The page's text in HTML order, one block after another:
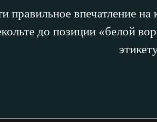
правильное впечатление
до позиции «белой